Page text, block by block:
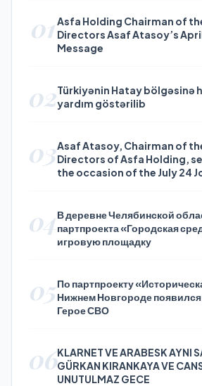
01 Asfa Holding Chairman of
Directors Asaf Atasoy’s
Message
02Türkiyənin Hatay bölgəsinə
yardım göstərilib
03Asaf Atasoy, Chairman of
Directors of Asfa Holding,
the occasion of the July 24
04В деревне Челябинской
партпроекта «Городская
игровую площадку
05По партпроекту
Нижнем Новгороде появился
Герое СВО
06KLARNET VE ARABESK AYNI
GÜRKAN KIRANKAYA VE
UNUTULMAZ GECE